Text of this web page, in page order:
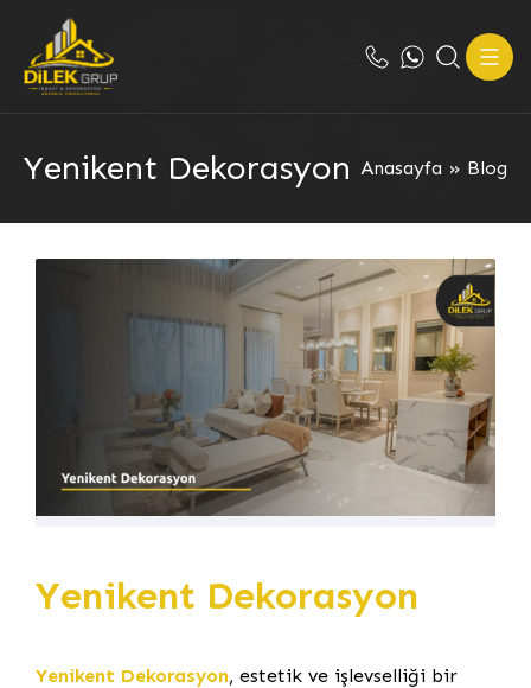
Yenikent Dekorasyon Anasayfa » Blog
Yenikent Dekorasyon
Yenikent Dekorasyon, estetik ve işlevselliği bir